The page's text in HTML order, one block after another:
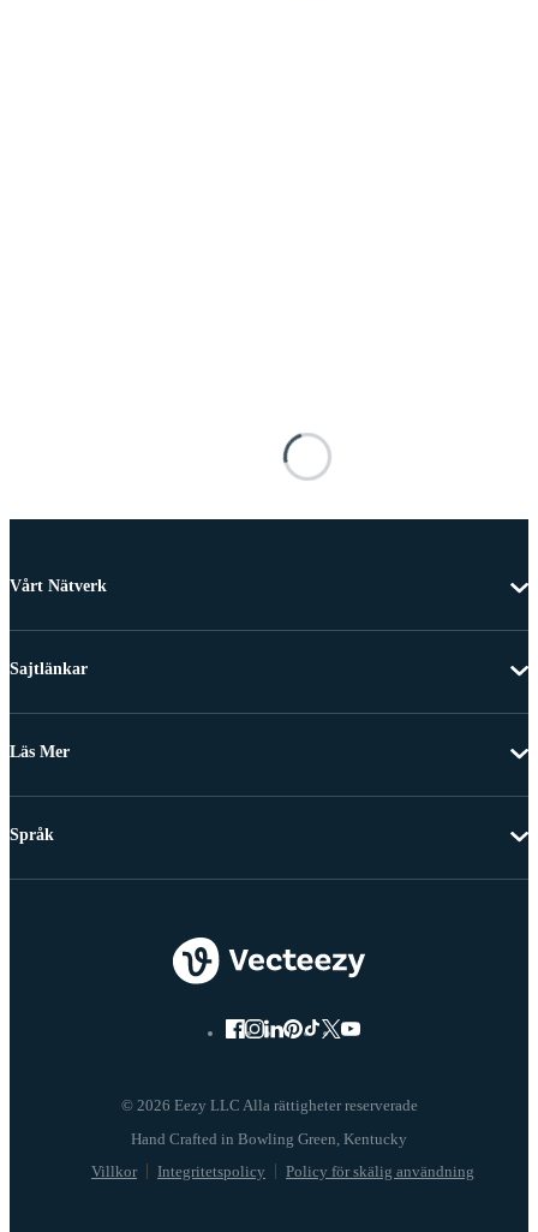
Vårt Nätverk
Sajtlänkar
Läs Mer
© 2026 Eezy LLC Alla rättigheter reserverade
Villkor Integritetspolicy Policy för skälig användning
Språk